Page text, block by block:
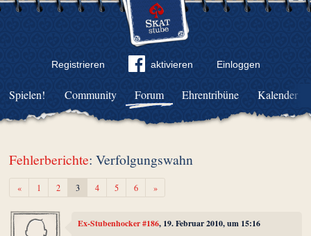
Registrieren aktivieren Einloggen
Community Forum Ehrentribüne Kalender
Spielen!
Fehlerberichte: Verfolgungswahn
«Zurück1 2 3 4 5 6 »Weiter
Ex-Stubenhocker #186, 19. Februar 2010, um 15:16